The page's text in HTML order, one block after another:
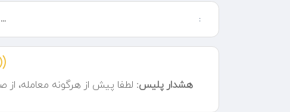
تفنگ و مسلسل حباب ساز بیش از یک اسباب بازی یک دروازه
نبردهای حبابی در حیاط پشتی گرفته تا جشنهای تولد و
ساعات پاسخگویی : 7 صبح تا 10 شب
:
...
هشدار پلیس: لطفا پیش از هرگونه معامله،